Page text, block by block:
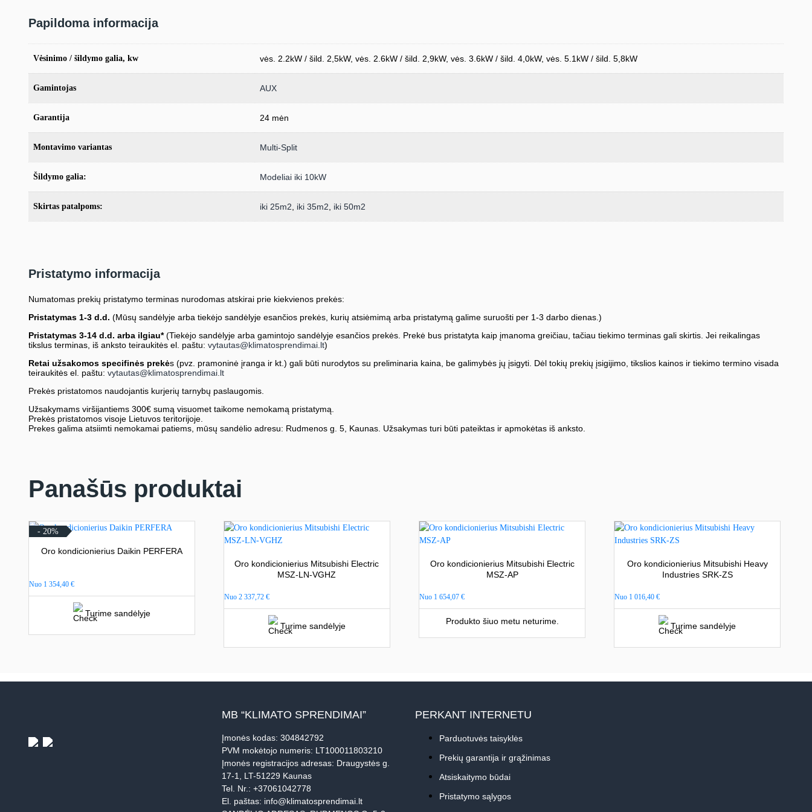
Papildoma informacija
Vėsinimo / šildymo galia, kw vės. 2.2kW / šild. 2,5kW, vės. 2.6kW / šild. 2,9kW, vės. 3.6kW / šild. 4,0kW, vės. 5.1kW / šild. 5,8kW
Gamintojas AUX
Garantija 24 mėn
Montavimo variantas Multi-Split
Šildymo galia: Modeliai iki 10kW
Skirtas patalpoms: iki 25m2 iki 35m2 iki 50m2
Pristatymo informacija
Numatomas prekių pristatymo terminas nurodomas atskirai prie kiekvienos prekės:
Pristatymas 1-3 d.d. (Mūsų sandėlyje arba tiekėjo sandėlyje esančios prekės, kurių atsiėmimą arba pristatymą galime suruošti per 1-3 darbo dienas.)
Pristatymas 3-14 d.d. arba ilgiau*(Tiekėjo sandėlyje arba gamintojo sandėlyje esančios prekės. Prekė bus pristatyta kaip įmanoma greičiau, tačiau tiekimo terminas gali skirtis. Jei reikalingas
tikslus terminas, iš anksto teiraukitės el. paštu: vytautas@klimatosprendimai.lt)
Retai užsakomos specifinės prekės (pvz. pramoninė įranga ir kt.) gali būti nurodytos su preliminaria kaina, be galimybės jų įsigyti. Dėl tokių prekių įsigijimo, tikslios kainos ir tiekimo termino visada
teiraukitės el. paštu: vytautas@klimatosprendimai.lt
Prekės pristatomos naudojantis kurjerių tarnybų paslaugomis.
Užsakymams viršijantiems 300€ sumą visuomet taikome nemokamą pristatymą.
Prekės pristatomos visoje Lietuvos teritorijoje.
Prekes galima atsiimti nemokamai patiems, mūsų sandėlio adresu: Rudmenos g. 5, Kaunas. Užsakymas turi būti pateiktas ir apmokėtas iš anksto.
Panašūs produktai
- 20%
Oro kondicionierius Daikin PERFERA
Nuo 1 354,40 €
Turime sandėlyje
Oro kondicionierius Mitsubishi Electric
MSZ-LN-VGHZ
Nuo2 337,72€
Turime sandėlyje
Oro kondicionierius Mitsubishi Electric
MSZ-AP
Nuo 1 654,07€
Produkto šiuo metu neturime.
Oro kondicionierius Mitsubishi Heavy
Industries SRK-ZS
Nuo 1 016,40€
Turime sandėlyje
MB “KLIMATO SPRENDIMAI”
Įmonės kodas: 304842792
PVM mokėtojo numeris: LT100011803210
Įmonės registracijos adresas: Draugystės g.
17-1, LT-51229 Kaunas
Tel. Nr.: +37061042778
El. paštas: info@klimatosprendimai.lt
PERKANT INTERNETU
Parduotuvės taisyklės
Prekių garantija ir grąžinimas
Atsiskaitymo būdai
Pristatymo sąlygos